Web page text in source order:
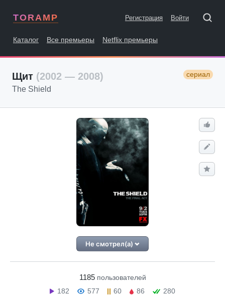
TORAMP Регистрация Войти
Каталог Все премьеры Netflix премьеры
Щит (2002 — 2008) сериал
The Shield
Не смотрел(а)
1185 пользователей
182
577 60 86 280